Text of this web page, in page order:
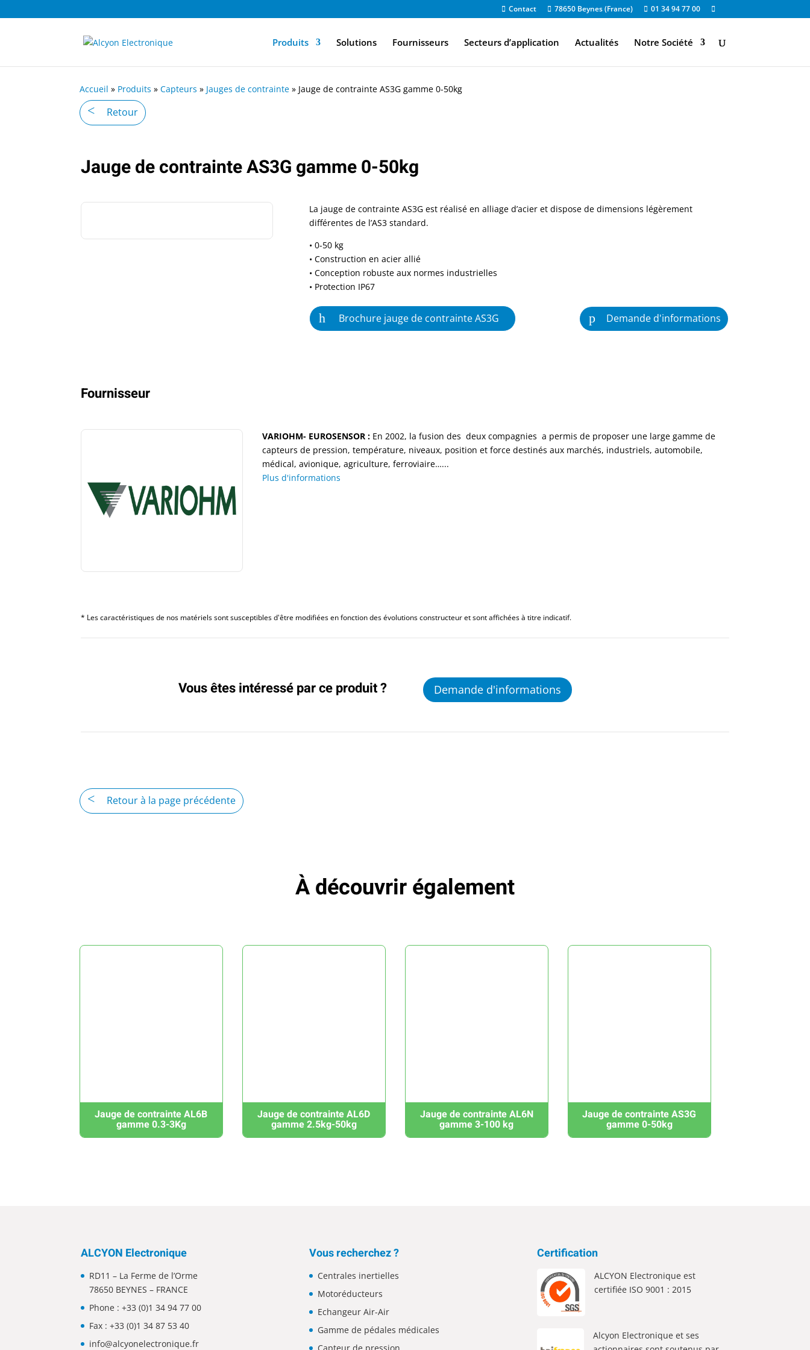
Contact 78650 Beynes (France) 01 34 94 77 00
Produits Solutions Fournisseurs Secteurs d’application Actualités Notre Société
Accueil » Produits » Capteurs » Jauges de contrainte » Jauge de contrainte AS3G gamme 0-50kg
Retour
Jauge de contrainte AS3G gamme 0-50kg
La jauge de contrainte AS3G est réalisé en alliage d’acier et dispose de dimensions légèrement
différentes de l’AS3 standard.
• 0-50 kg
• Construction en acier allié
• Conception robuste aux normes industrielles
• Protection IP67
Brochure jauge de contrainte AS3G Demande d'informations
Fournisseur
VARIOHM- EUROSENSOR : En 2002, la fusion des deux compagnies a permis de proposer une large gamme de
capteurs de pression, température, niveaux, position et force destinés aux marchés, industriels, automobile,
médical, avionique, agriculture, ferroviaire…...
Plus d'informations
* Les caractéristiques de nos matériels sont susceptibles d'être modifiées en fonction des évolutions constructeur et sont affichées à titre indicatif.
Vous êtes intéressé par ce produit ? Demande d'informations
Retour à la page précédente
À découvrir également
Jauge de contrainte AL6B
gamme 0.3-3Kg
Jauge de contrainte AL6D
gamme 2.5kg-50kg
Jauge de contrainte AL6N
gamme 3-100 kg
Jauge de contrainte AS3G
gamme 0-50kg
ALCYON Electronique
RD11 – La Ferme de l’Orme
78650 BEYNES – FRANCE
Phone :+33 (0)1 34 94 77 00
Fax : +33 (0)1 34 87 53 40
info@alcyonelectronique.fr
Vous recherchez ?
Centrales inertielles
Motoréducteurs
Echangeur Air-Air
Gamme de pédales médicales
Certification
ALCYON Electronique est
certifiée ISO 9001 : 2015
Alcyon Electronique et ses